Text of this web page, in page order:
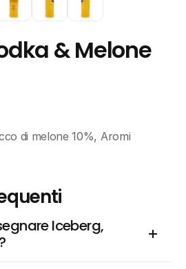
& Melone
di melone 10%, Aromi
Iceberg,